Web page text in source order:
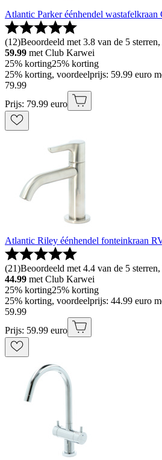
Atlantic Parker éénhendel wastafelkraan
(12)Beoordeeld met 3.8 van de 5
59.99 met Club Karwei
25% korting25% korting
25% korting, voordeelprijs: 59.99 euro
79.99
Prijs: 79.99 euro
Atlantic Riley éénhendel fonteinkraan
(21)Beoordeeld met 4.4 van de 5
44.99 met Club Karwei
25% korting25% korting
25% korting, voordeelprijs: 44.99 euro
59.99
Prijs: 59.99 euro